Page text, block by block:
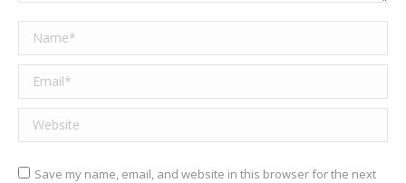
Name *
Email *
Website
Save my name, email, and website in this browser for the next